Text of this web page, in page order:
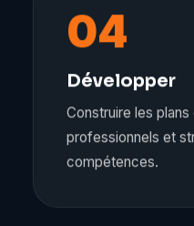
04
Développer
Construire les
professionnels et
compétences.